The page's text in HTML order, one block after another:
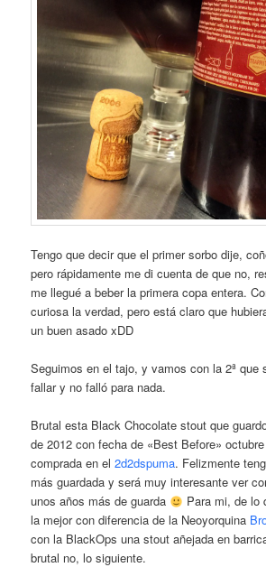
Tengo que decir que el primer sorbo dije,
pero rápidamente me di cuenta de que no,
me llegué a beber la primera copa entera.
curiosa la verdad, pero está claro que
un buen asado xDD
Seguimos en el tajo, y vamos con la 2ª que
fallar y no falló para nada.
Brutal esta Black Chocolate stout que
de 2012 con fecha de «Best Before»
comprada en el2d2dspuma. Felizmente
más guardada y será muy interesante ver
unos años más de guarda
Para mi, de lo
la mejor con diferencia de la Neoyorquina
con la BlackOps una stout añejada en
brutal no, lo siguiente.